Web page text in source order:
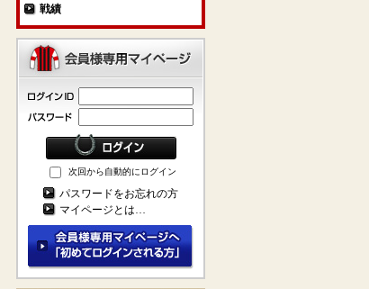
戦績
次回から自動的にログイン
パスワードをお忘れの方
マイページとは…